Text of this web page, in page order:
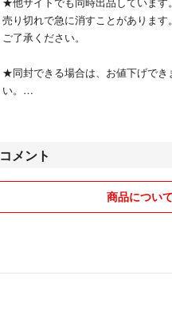
売り切れで急に消すことがあります。
ご了承ください。
★同封できる場合は、お値下げでき
い。
あります。気になったらコメントい
ハンドメイド品ご購入の方には、
コメント
商品につい